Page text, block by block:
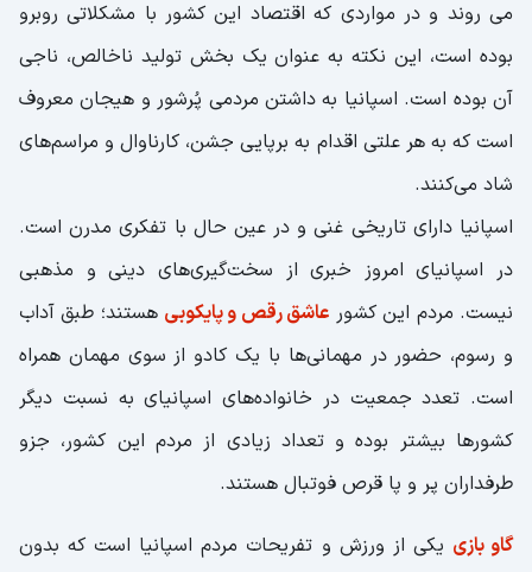
می روند و در مواردی که اقتصاد این کشور با مشکلاتی روبرو
بوده است، این نکته به عنوان یک بخش تولید ناخالص، ناجی
آن بوده است. اسپانیا به داشتن مردمی پُرشور و هیجان معروف
است که به هر علتی اقدام به برپایی جشن، کارناوال و مراسم‌های
شاد می‌کنند.
اسپانیا دارای تاریخی غنی و در عین حال با تفکری مدرن است.
در اسپانیای امروز خبری از سخت‌گیری‌های دینی و مذهبی
نیست. مردم این کشور عاشق رقص و پایکوبی هستند؛ طبق آداب
و رسوم، حضور در مهمانی‌ها با یک کادو از سوی مهمان همراه
است. تعدد جمعیت در خانواده‌های اسپانیای به نسبت دیگر
کشورها بیشتر بوده و تعداد زیادی از مردم این کشور، جزو
طرفداران پر و پا قرص فوتبال هستند.
گاو بازی یکی از ورزش و تفریحات مردم اسپانیا است که بدون